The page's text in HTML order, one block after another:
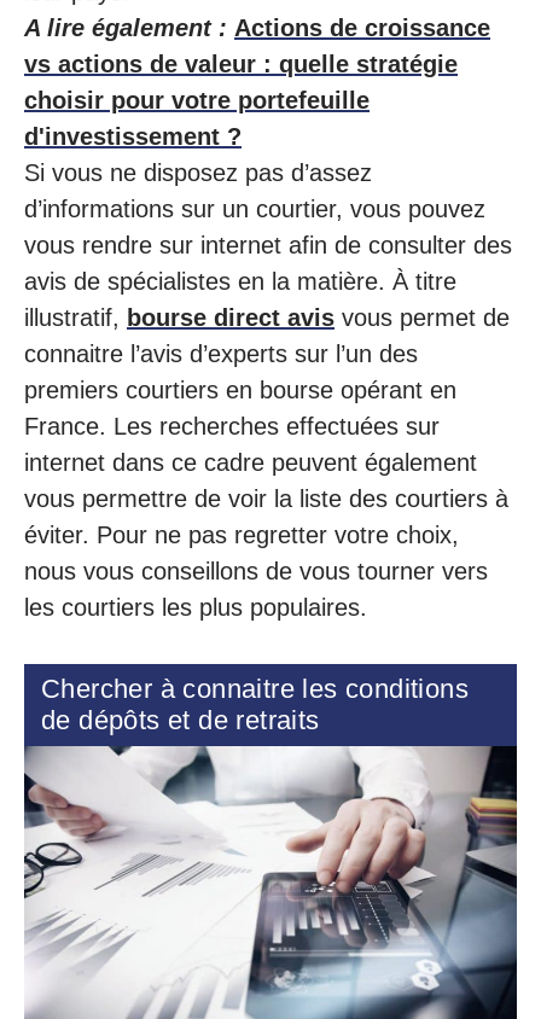
A lire également : Actions de croissance
vs actions de valeur : quelle stratégie
choisir pour votre portefeuille
d'investissement ?
Si vous ne disposez pas d’assez
d’informations sur un courtier, vous pouvez
vous rendre sur internet afin de consulter des
avis de spécialistes en la matière. À titre
illustratif, bourse direct avis vous permet de
connaitre l’avis d’experts sur l’un des
premiers courtiers en bourse opérant en
France. Les recherches effectuées sur
internet dans ce cadre peuvent également
vous permettre de voir la liste des courtiers à
éviter. Pour ne pas regretter votre choix,
nous vous conseillons de vous tourner vers
les courtiers les plus populaires.
Chercher à connaitre les conditions
de dépôts et de retraits